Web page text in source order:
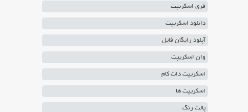
فری اسکریپت
دانلود اسکریپت
آپلود رایگان فایل
وان اسکریپت
اسکریپت دات کام
اسکریپت ها
پالت رنگ